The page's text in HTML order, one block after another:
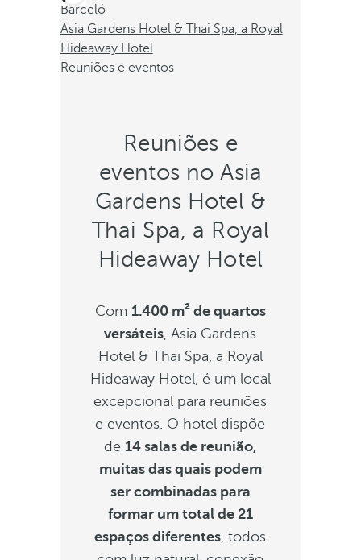
Barceló
Asia Gardens Hotel & Thai Spa, a Royal
Hideaway Hotel
Reuniões e eventos
Reuniões e
eventos no Asia
Gardens Hotel &
Thai Spa, a Royal
Hideaway Hotel
Com 1.400 m² de quartos
versáteis, Asia Gardens
Hotel & Thai Spa, a Royal
Hideaway Hotel, é um local
excepcional para reuniões
e eventos. O hotel dispõe
de 14 salas de reunião,
muitas das quais podem
ser combinadas para
formar um total de 21
espaços diferentes, todos